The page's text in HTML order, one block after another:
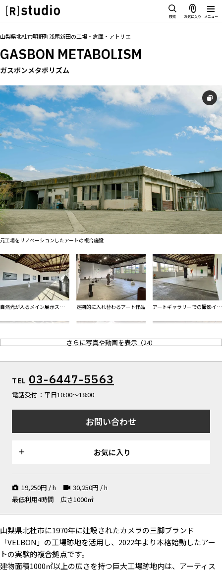
検索 お気に入り メニュー
雰囲気で探したい
SCENE
部屋ごとに写真で見比べたい
VARIATION
ひとつのスタジオであれもこれも
LOCATION
カフェやオフィスなどロケシーンも
SIZE&PRICE
広さと利用料金で探す
ALL FILTER
すべての選択肢からスタジオを探す
スタジオを探す
雰囲気で探したい
SCENE
部屋ごとに写真で見比べたい
VARIATION
ひとつのスタジオであれもこれも
LOCATION
カフェやオフィスなどロケシーンも
SIZE&PRICE
広さと利用料金で探す
ALL FILTER
すべての選択肢からスタジオを探す
スタジオ一覧
マップから探す
お気に入り
特集
[R]studioについて
お知らせ
掲載のお問い合わせ
トップ 料金 設備 オプション アクセス
山梨県北杜市明野町浅尾新田の工場・倉庫・アトリエ
GASBON METABOLISM
ガスボンメタボリズム
元工場をリノベーションしたアートの複合施設
自然光が入るメイン展示スペー
定期的に入れ替わるアート作品
アートギャラリーでの撮影イメ
奥の展示室には大型作品が常設
廃工場と大型作品が生み出す非
日常空間
ロな風情が残る
が
な木工場
ス。陶芸制作風景の撮影も。
さらに写真や動画を表示（24）
TEL 03-6447-5563
電話受付：平日10:00〜18:00
お問い合わせ
お気に入り
19,250円 / h 30,250円 / h
最低利用4時間
広さ1000㎡
山梨県北杜市に1970年に建設されたカメラの三脚ブランド
「VELBON」の工場跡地を活用し、2022年より本格始動したアー
トの実験的複合拠点です。
建物面積1000㎡以上の広さを持つ巨大工場跡地内は、アーティス